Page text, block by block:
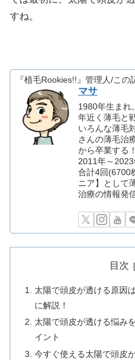
すね。
『植毛Rookies!!』管理人/この
マサ
1980年生まれ
年近く薄毛と
いろんな薄毛
さんの薄毛治
から卒業する！
2011年～
合計4回(6700
ニア】として
治療の情報発
目次
太陽で頭皮が透ける原因
に解説！
太陽で頭皮が透ける悩み
イント
今すぐ使える太陽で頭皮